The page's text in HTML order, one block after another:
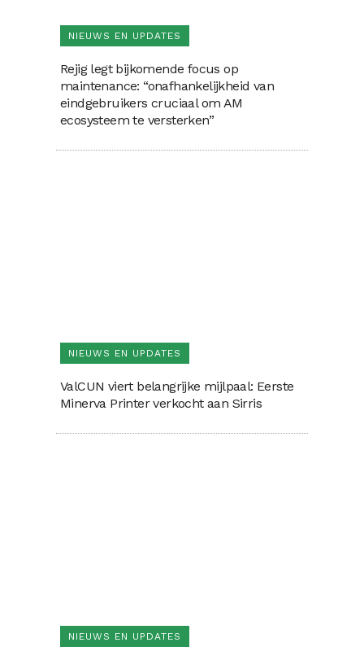
NIEUWS EN UPDATES
Rejig legt bijkomende focus op
maintenance: “onafhankelijkheid van
eindgebruikers cruciaal om AM
ecosysteem te versterken”
NIEUWS EN UPDATES
ValCUN viert belangrijke mijlpaal: Eerste
Minerva Printer verkocht aan Sirris
NIEUWS EN UPDATES